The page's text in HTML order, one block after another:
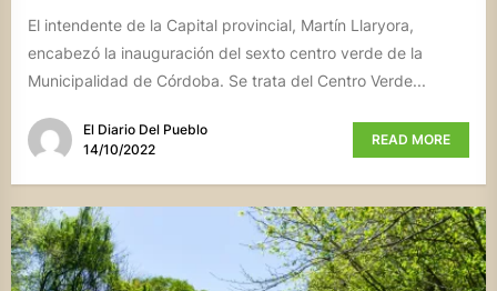
El intendente de la Capital provincial, Martín Llaryora,
encabezó la inauguración del sexto centro verde de la
Municipalidad de Córdoba. Se trata del Centro Verde...
El Diario Del Pueblo
14/10/2022
READ MORE